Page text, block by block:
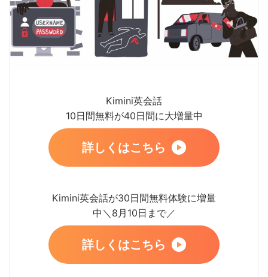
Kimini英会話
10日間無料が40日間に大増量中
詳しくはこちら
Kimini英会話が30日間無料体験に増量
中＼8月10日まで／
詳しくはこちら